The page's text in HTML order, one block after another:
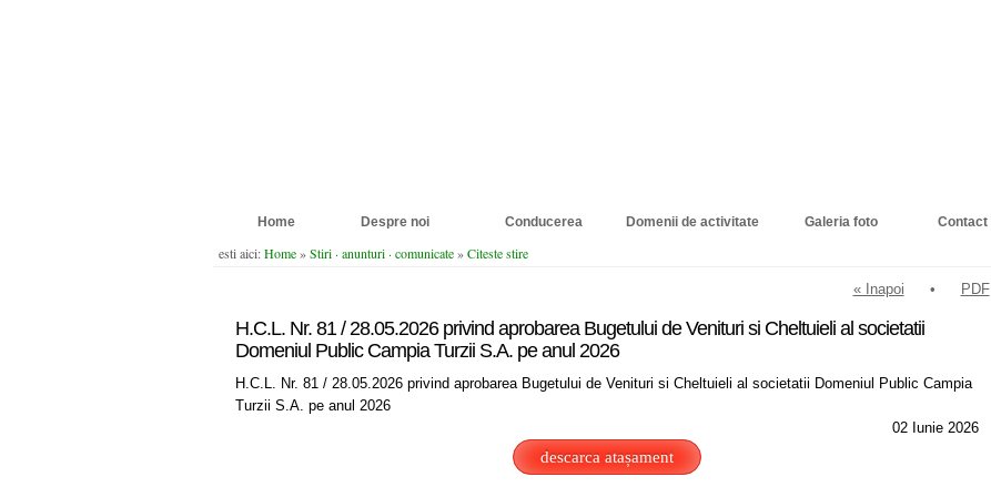
Home Despre noi Conducerea Domenii de activitate Galeria foto Contact
esti aici:Home»Stiri · anunturi · comunicate»Citeste stire
« Inapoi • PDF
H.C.L. Nr. 81 / 28.05.2026 privind aprobarea Bugetului de Venituri si Cheltuieli al societatii
Domeniul Public Campia Turzii S.A. pe anul 2026
H.C.L. Nr. 81 / 28.05.2026 privind aprobarea Bugetului de Venituri si Cheltuieli al societatii Domeniul Public Campia
Turzii S.A. pe anul 2026
02 Iunie 2026
descarca atașament